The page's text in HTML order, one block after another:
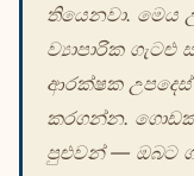
තියෙනවා.
ව්‍යාපාරික
ආරක්ෂක
කරගන්න.
පුළුවන් — ඔබට